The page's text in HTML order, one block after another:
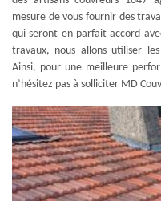
mesure de vous fournir des
qui seront en parfait accord
travaux, nous allons utiliser
Ainsi, pour une meilleure
n’hésitez pas à solliciter MD